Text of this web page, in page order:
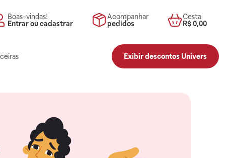
Boas-vindas!
Entrar ou cadastrar
Acompanhar
pedidos
Cesta
R$ 0,00
Exibir descontos Univers